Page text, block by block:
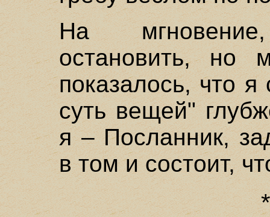
На
остановить, но
показалось, что я
суть вещей"
я – Посланник,
в том и состоит,